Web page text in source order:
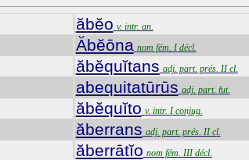
ăbĕo v. intr. an.
Ăbĕōna nom fém. I décl.
ăbĕquĭtans adj. part. prés. II cl.
abequitatūrūs adj. part. fut.
ăbĕquĭto v. intr. I conjug.
ăberrans adj. part. prés. II cl.
ăberrātĭo nom fém. III décl.